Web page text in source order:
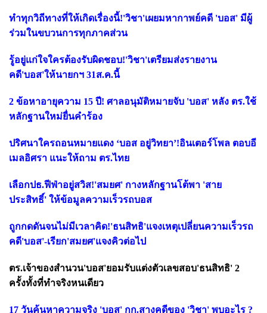
ทำทุกวิถีทางที่ให้เกิดเรื่องนี้!'วิชา'เผยมหากาพย์คดี 'บอส' มีผู้
ร่วมในขบวนการทุกภาคส่วน
รู้อยู่แก่ใจใครต้องรับผิดชอบ!'วิชา'เตรียมส่งรายงาน
คดี'บอส'ให้นายกฯ 31ส.ค.นี้
2 ข้อหาอายุความ 15 ปี! ศาลอนุมัติหมายจับ 'บอส' หลัง ตร.ใช้
หลักฐานใหม่ยื่นคำร้อง
ปริศนาใครถอนหมายแดง ‘บอส อยู่วิทยา’!อินเตอร์โพล ตอบอี
เมลอิศรา แนะให้ถาม ตร.ไทย
เลือกปธ.ฟีฟ่าอยู่สวิส!'สมยศ' กางหลักฐานโต้พา 'สาย
ประสิทธิ์' ให้ข้อมูลความเร็วรถบอส
ถูกกดดันจนไม่มีเวลาคิด!'ธนสิทธิ'แจงเหตุเปลี่ยนความเร็วรถ
คดี'บอส'-เรียก'สมยศ'แจงคิวต่อไป
ตร.เจ้าของสำนวน'บอส'ยอมรับแต่งตัวเลขสอบ'ธนสิทธิ' 2
ครั้งทั้งที่ทำจริงหนเดียว
17 วันค้นหาความจริง 'บอส' กก.สางคดีของ 'วิชา' พบอะไร ?